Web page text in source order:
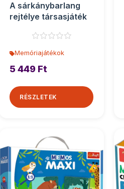
A sárkánybarlang
rejtélye társasjáték
Memóriajátékok
5 449 Ft
RÉSZLETEK